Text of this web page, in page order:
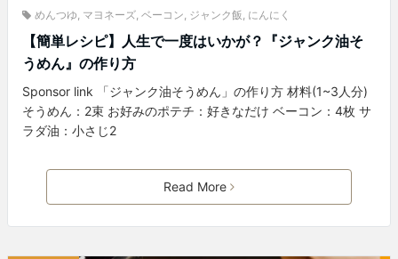
めんつゆ, マヨネーズ, ベーコン, ジャンク飯, にんにく
【簡単レシピ】人生で一度はいかが？『ジャンク油そ
うめん』の作り方
Sponsor link 「ジャンク油そうめん」の作り方 材料(1~3人分)
そうめん：2束 お好みのポテチ：好きなだけ ベーコン：4枚 サ
ラダ油：小さじ2
Read More